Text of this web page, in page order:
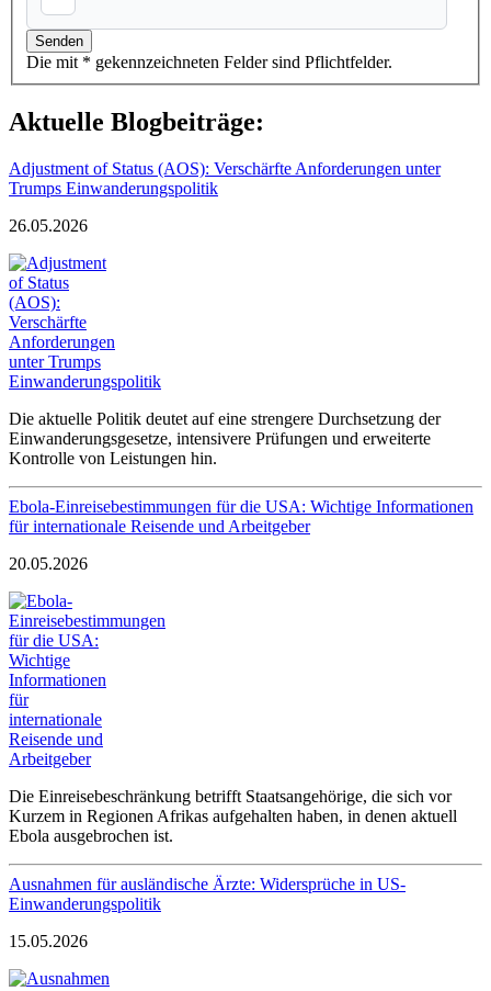
Die mit * gekennzeichneten Felder sind Pflichtfelder.
Aktuelle Blogbeiträge:
Adjustment of Status (AOS): Verschärfte Anforderungen unter
Trumps Einwanderungspolitik
26.05.2026
Die aktuelle Politik deutet auf eine strengere Durchsetzung der
Einwanderungsgesetze, intensivere Prüfungen und erweiterte
Kontrolle von Leistungen hin.
Ebola-Einreisebestimmungen für die USA: Wichtige Informationen
für internationale Reisende und Arbeitgeber
20.05.2026
Die Einreisebeschränkung betrifft Staatsangehörige, die sich vor
Kurzem in Regionen Afrikas aufgehalten haben, in denen aktuell
Ebola ausgebrochen ist.
Ausnahmen für ausländische Ärzte: Widersprüche in US-
Einwanderungspolitik
15.05.2026